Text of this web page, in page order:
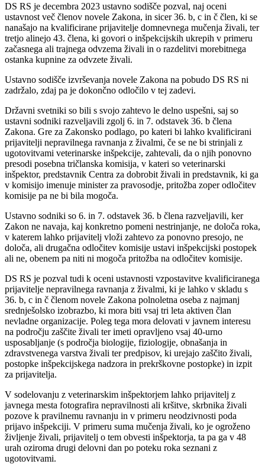
DS RS je decembra 2023 ustavno sodišče pozval, naj oceni
ustavnost več členov novele Zakona, in sicer 36. b, c in č člen, ki se
nanašajo na kvalificirane prijavitelje domnevnega mučenja živali, ter
tretjo alinejo 43. člena, ki govori o inšpekcijskih ukrepih v primeru
začasnega ali trajnega odvzema živali in o razdelitvi morebitnega
ostanka kupnine za odvzete živali.
Ustavno sodišče izvrševanja novele Zakona na pobudo DS RS ni
zadržalo, zdaj pa je dokončno odločilo v tej zadevi.
Državni svetniki so bili s svojo zahtevo le delno uspešni, saj so
ustavni sodniki razveljavili zgolj 6. in 7. odstavek 36. b člena
Zakona. Gre za Zakonsko podlago, po kateri bi lahko kvalificirani
prijavitelji nepravilnega ravnanja z živalmi, če se ne bi strinjali z
ugotovitvami veterinarske inšpekcije, zahtevali, da o njih ponovno
presodi posebna tričlanska komisija, v kateri so veterinarski
inšpektor, predstavnik Centra za dobrobit živali in predstavnik, ki ga
v komisijo imenuje minister za pravosodje, pritožba zoper odločitev
komisije pa ne bi bila mogoča.
Ustavno sodniki so 6. in 7. odstavek 36. b člena razveljavili, ker
Zakon ne navaja, kaj konkretno pomeni nestrinjanje, ne določa roka,
v katerem lahko prijavitelj vloži zahtevo za ponovno presojo, ne
določa, ali drugačna odločitev komisije ustavi inšpekcijski postopek
ali ne, obenem pa niti ni mogoča pritožba na odločitev komisije.
DS RS je pozval tudi k oceni ustavnosti vzpostavitve kvalificiranega
prijavitelje nepravilnega ravnanja z živalmi, ki je lahko v skladu s
36. b, c in č členom novele Zakona polnoletna oseba z najmanj
srednješolsko izobrazbo, ki mora biti vsaj tri leta aktiven član
nevladne organizacije. Poleg tega mora delovati v javnem interesu
na področju zaščite živali ter imeti opravljeno vsaj 40-urno
usposabljanje (s področja biologije, fiziologije, obnašanja in
zdravstvenega varstva živali ter predpisov, ki urejajo zaščito živali,
postopke inšpekcijskega nadzora in prekrškovne postopke) in izpit
za prijavitelja.
V sodelovanju z veterinarskim inšpektorjem lahko prijavitelj z
javnega mesta fotografira nepravilnosti ali kršitve, skrbnika živali
pozove k pravilnemu ravnanju in v primeru neodzivnosti poda
prijavo inšpekciji. V primeru suma mučenja živali, ko je ogroženo
življenje živali, prijavitelj o tem obvesti inšpektorja, ta pa ga v 48
urah oziroma drugi delovni dan po poteku roka seznani z
ugotovitvami.